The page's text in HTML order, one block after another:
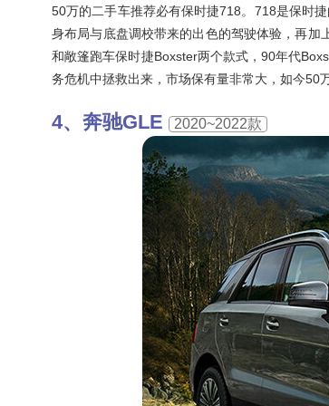
50万的二手车推荐必有保时捷718。718是保时
身布局与底盘调校带来的出色的驾驶体验，再
和敞篷跑车保时捷Boxster两个款式，90年代
务危机中拯救出来，市场保有量非常大，如今50
奔驰GLE 2020~2022款